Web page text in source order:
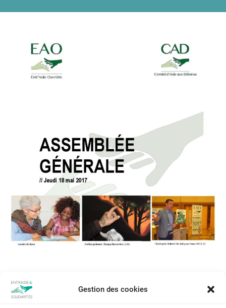
Gestion des cookies